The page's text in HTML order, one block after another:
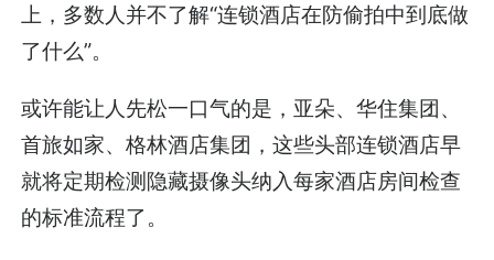
上，多数人并不了解“连锁酒店在防偷拍中到底做
了什么”。
或许能让人先松一口气的是，亚朵、华住集团、
首旅如家、格林酒店集团，这些头部连锁酒店早
就将定期检测隐藏摄像头纳入每家酒店房间检查
的标准流程了。